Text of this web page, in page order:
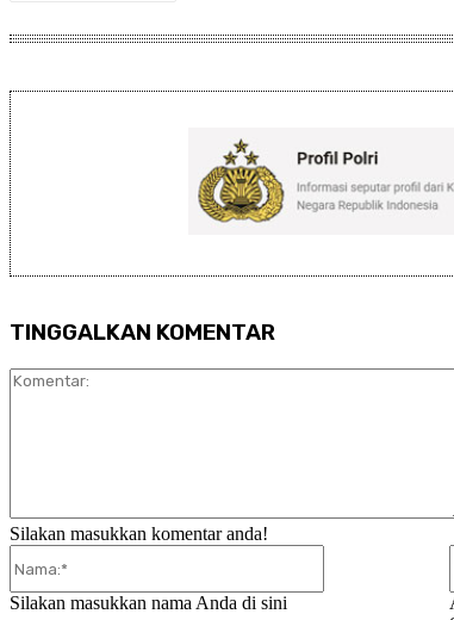
TINGGALKAN KOMENTAR
Silakan masukkan komentar anda!
Silakan masukkan nama Anda di sini